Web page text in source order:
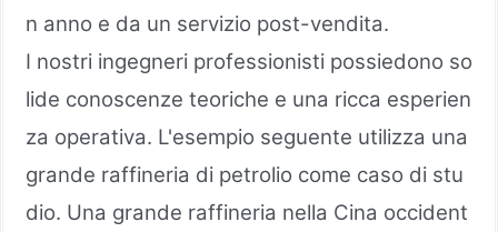
n anno e da un servizio post-vendita.
I nostri ingegneri professionisti possiedono so
lide conoscenze teoriche e una ricca esperien
za operativa. L'esempio seguente utilizza una
grande raffineria di petrolio come caso di stu
dio. Una grande raffineria nella Cina occident